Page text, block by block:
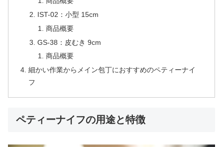
IST-02：小型 15cm
商品概要
GS-38：皮むき 9cm
商品概要
細かい作業からメイン包丁におすすめのペティーナイ
フ
ペティーナイフの用途と特徴